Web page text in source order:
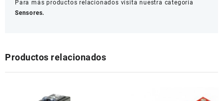
Para más productos relacionados visita nuestra categoría
Sensores.
Productos relacionados